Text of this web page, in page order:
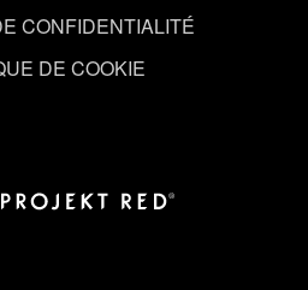
modifier vos préférences dans
dessous.
CONFIDENTIALITÉ
DE COOKIE